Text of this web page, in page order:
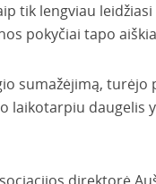
tik lengviau
pokyčiai tapo
sumažėjimą,
laikotarpiu daugelis